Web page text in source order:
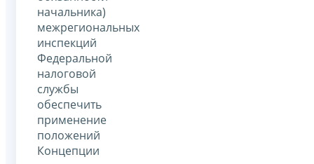
начальника)
межрегиональных
инспекций
Федеральной
налоговой
службы
обеспечить
применение
положений
Концепции